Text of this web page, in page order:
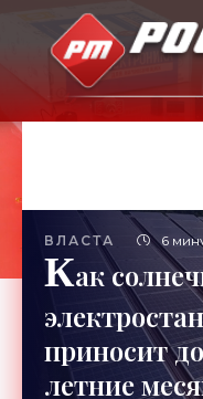
ВЛАСТА 6
Как
приносит
летние